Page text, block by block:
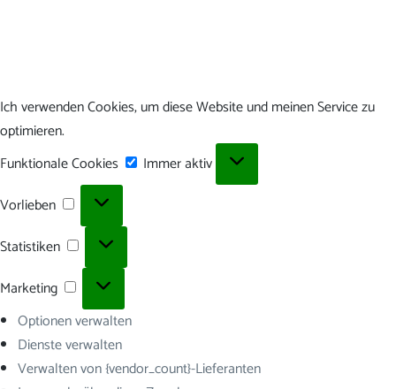
Ich verwenden Cookies, um diese Website und meinen Service zu
optimieren.
Funktionale Cookies
Funktionale
Immer aktiv
Vorlieben
Vorlieben
Statistiken Statistiken
Marketing
Marketing
Optionen verwalten
Dienste verwalten
Verwalten von {vendor_count}-Lieferanten